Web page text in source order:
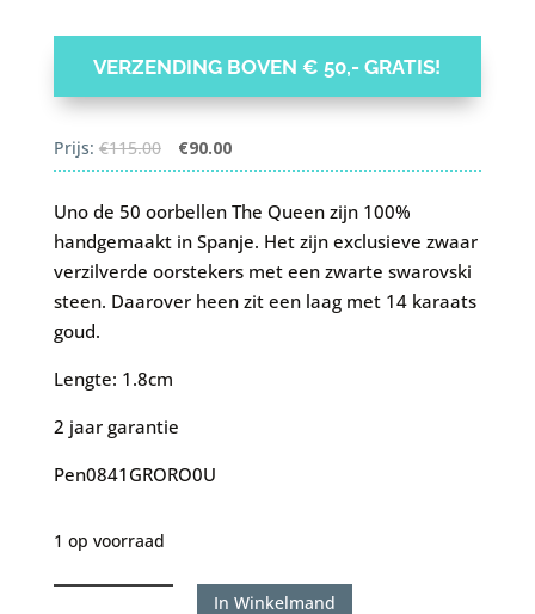
VERZENDING BOVEN € 50,- GRATIS!
Prijs: €115.00
Oorspronkelijke
prijs
was:
€115.00.
€90.00Huidige
prijs
is:
€90.00.
Uno de 50 oorbellen The Queen zijn 100%
handgemaakt in Spanje. Het zijn exclusieve zwaar
verzilverde oorstekers met een zwarte swarovski
steen. Daarover heen zit een laag met 14 karaats
goud.
Lengte: 1.8cm
2 jaar garantie
Pen0841GRORO0U
1 op voorraad
In Winkelmand